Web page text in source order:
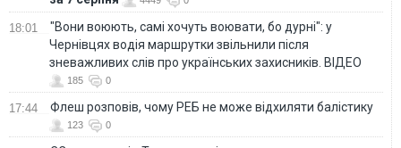
18:01
"Вони воюють, самі хочуть воювати, бо дурні": у
Чернівцях водія маршрутки звільнили після
зневажливих слів про українських захисників. ВІДЕО
185 0
17:44 Флеш розповів, чому РЕБ не може відхиляти балістику
123 0